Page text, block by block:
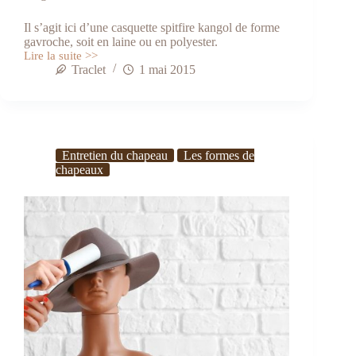
Il s’agit ici d’une casquette spitfire kangol de forme
gavroche, soit en laine ou en polyester.
Lire la suite >>
Casquette
Samuel
Traclet 1 mai 2015
Entretien du chapeau
Les formes de
chapeaux